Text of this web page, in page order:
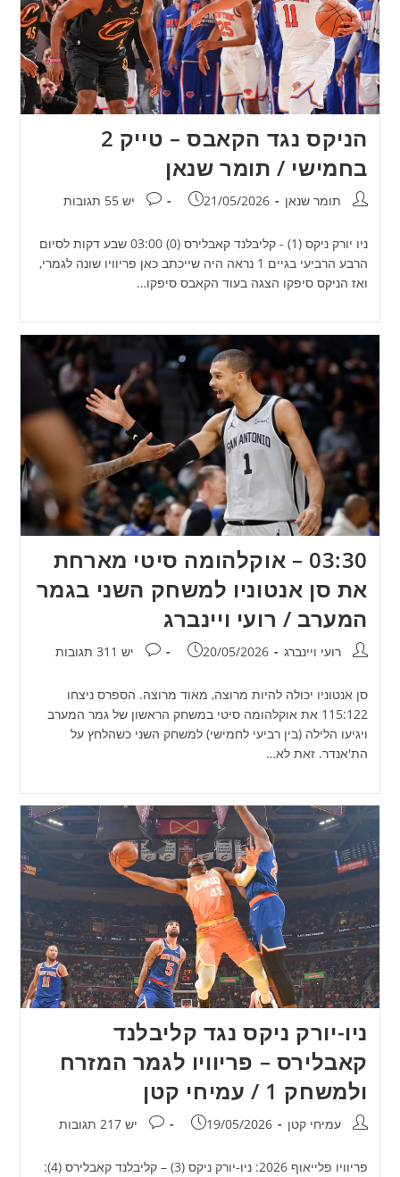
הניקס נגד הקאבס – טייק 2
בחמישי / תומר שנאן
מחבר:תומר שנאן פורסם:
21/05/2026 תגובות:
יש 55 תגובות
ניו יורק ניקס (1) - קליבלנד קאבלירס (0) 03:00 שבע דקות לסיום
הרבע הרביעי בגיים 1 נראה היה שייכתב כאן פריוויו שונה לגמרי,
ואז הניקס סיפקו הצגה בעוד הקאבס סיפקו…
03:30 – אוקלהומה סיטי מארחת
את סן אנטוניו למשחק השני בגמר
המערב / רועי ויינברג
מחבר:רועי ויינברג פורסם:
20/05/2026 תגובות:
יש 311 תגובות
סן אנטוניו יכולה להיות מרוצה, מאוד מרוצה. הספרס ניצחו
115:122 את אוקלהומה סיטי במשחק הראשון של גמר המערב
ויגיעו הלילה (בין רביעי לחמישי) למשחק השני כשהלחץ על
הת'אנדר. זאת לא…
ניו-יורק ניקס נגד קליבלנד
קאבלירס – פריוויו לגמר המזרח
ולמשחק 1 / עמיחי קטן
מחבר:עמיחי קטן פורסם:
19/05/2026 תגובות:
יש 217 תגובות
פריוויו פלייאוף 2026: ניו-יורק ניקס (3) – קליבלנד קאבלירס (4):